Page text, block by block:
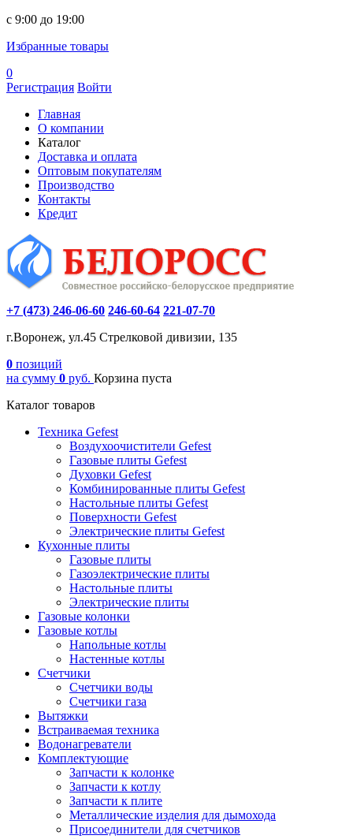
c 9:00 до 19:00
Избранные товары
0
Регистрация Войти
Главная
О компании
Каталог
Доставка и оплата
Оптовым покупателям
Производство
Контакты
Кредит
+7 (473) 246-06-60 246-60-64 221-07-70
г.Воронеж, ул.45 Стрелковой дивизии, 135
0 позиций
на сумму 0 руб. Корзина пуста
Каталог товаров
Техника Gefest
Воздухоочистители Gefest
Газовые плиты Gefest
Духовки Gefest
Комбинированные плиты Gefest
Настольные плиты Gefest
Поверхности Gefest
Электрические плиты Gefest
Кухонные плиты
Газовые плиты
Газоэлектрические плиты
Настольные плиты
Электрические плиты
Газовые колонки
Газовые котлы
Напольные котлы
Настенные котлы
Счетчики
Счетчики воды
Счетчики газа
Вытяжки
Встраиваемая техника
Водонагреватели
Комплектующие
Запчасти к колонке
Запчасти к котлу
Запчасти к плите
Металлические изделия для дымохода
Присоединители для счетчиков